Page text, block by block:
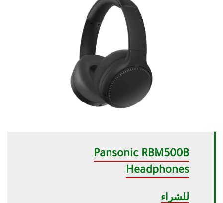
Pansonic RBM500B
Headphones
للشراء